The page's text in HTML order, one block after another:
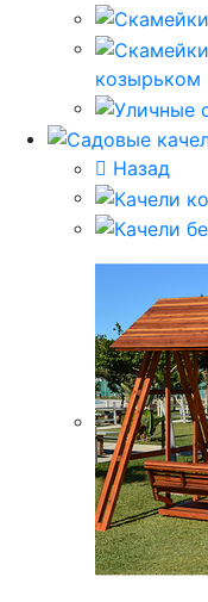
козырьком
Назад